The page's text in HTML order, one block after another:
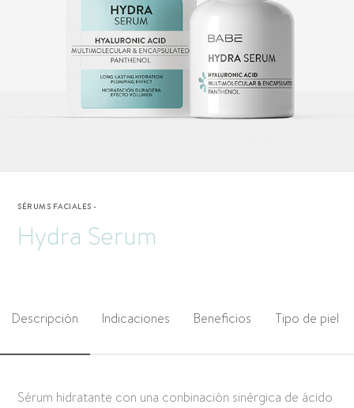
SÉRUMS FACIALES-
Hydra Serum
Descripción Indicaciones Beneficios Tipo de piel
Sérum hidratante con una conbinación sinérgica de ácido